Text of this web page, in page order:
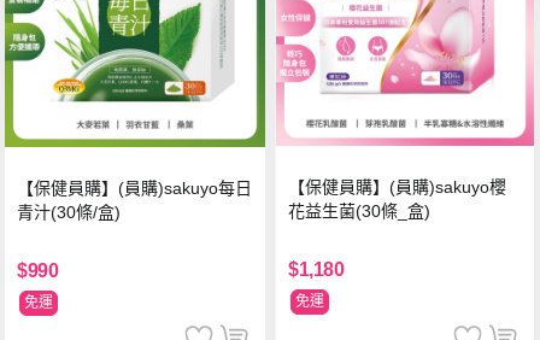
【保健員購】(員購)sakuyo每日
青汁(30條/盒)
$990
免運
【保健員購】(員購)sakuyo櫻
花益生菌(30條_盒)
$1,180
免運